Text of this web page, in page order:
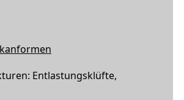
Entlastungsklüfte,